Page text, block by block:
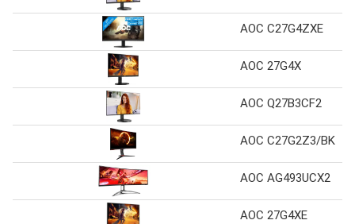
AOC C27G4ZXE
AOC 27G4X
AOC Q27B3CF2
AOC C27G2Z3/BK
AOC AG493UCX2
AOC 27G4XE